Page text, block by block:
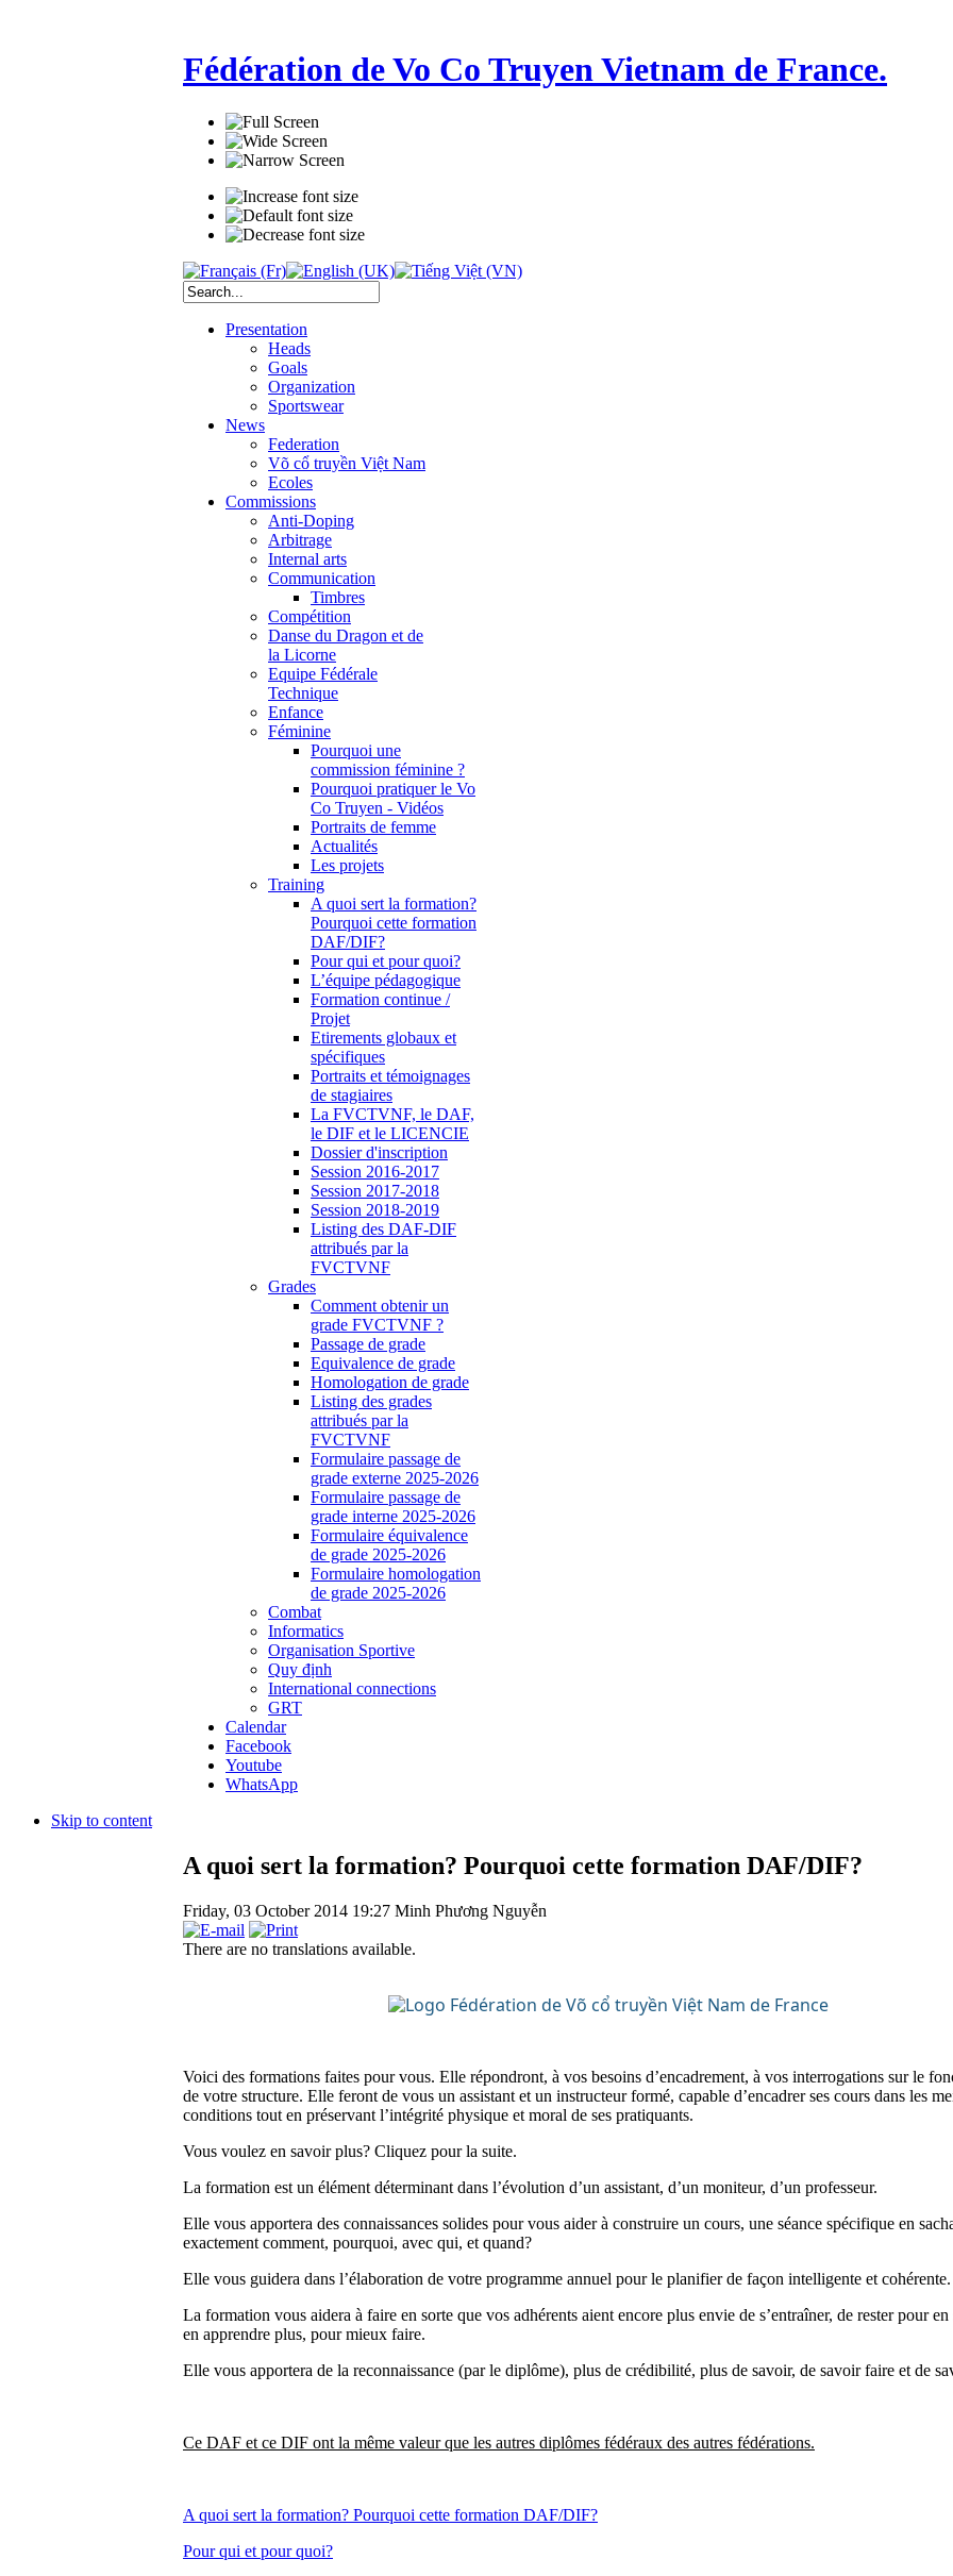
Fédération de Vo Co Truyen Vietnam de France.
Presentation
Heads
Goals
Organization
Sportswear
News
Federation
Võ cổ truyền Việt Nam
Ecoles
Commissions
Anti-Doping
Arbitrage
Internal arts
Communication
Timbres
Compétition
Danse du Dragon et de
la Licorne
Equipe Fédérale
Technique
Enfance
Féminine
Pourquoi une
commission féminine ?
Pourquoi pratiquer le Vo
Co Truyen - Vidéos
Portraits de femme
Actualités
Les projets
Training
A quoi sert la formation?
Pourquoi cette formation
DAF/DIF?
Pour qui et pour quoi?
L’équipe pédagogique
Formation continue /
Projet
Etirements globaux et
spécifiques
Portraits et témoignages
de stagiaires
La FVCTVNF, le DAF,
le DIF et le LICENCIE
Dossier d'inscription
Session 2016-2017
Session 2017-2018
Session 2018-2019
Listing des DAF-DIF
attribués par la
FVCTVNF
Grades
Comment obtenir un
grade FVCTVNF ?
Passage de grade
Equivalence de grade
Homologation de grade
Listing des grades
attribués par la
FVCTVNF
Formulaire passage de
grade externe 2025-2026
Formulaire passage de
grade interne 2025-2026
Formulaire équivalence
de grade 2025-2026
Formulaire homologation
de grade 2025-2026
Combat
Informatics
Organisation Sportive
Quy định
International connections
GRT
Calendar
Facebook
Youtube
WhatsApp
Skip to content
A quoi sert la formation? Pourquoi cette formation DAF/DIF?
Friday, 03 October 2014 19:27 Minh Phương Nguyễn
There are no translations available.
Voici des formations faites pour vous. Elle répondront, à vos besoins d’encadrement, à vos interrogations sur le
de votre structure. Elle feront de vous un assistant et un instructeur formé, capable d’encadrer ses cours dans les
conditions tout en préservant l’intégrité physique et moral de ses pratiquants.
Vous voulez en savoir plus? Cliquez pour la suite.
La formation est un élément déterminant dans l’évolution d’un assistant, d’un moniteur, d’un professeur.
Elle vous apportera des connaissances solides pour vous aider à construire un cours, une séance spécifique en
exactement comment, pourquoi, avec qui, et quand?
Elle vous guidera dans l’élaboration de votre programme annuel pour le planifier de façon intelligente et cohérente.
La formation vous aidera à faire en sorte que vos adhérents aient encore plus envie de s’entraîner, de rester pour
en apprendre plus, pour mieux faire.
Elle vous apportera de la reconnaissance (par le diplôme), plus de crédibilité, plus de savoir, de savoir faire et de
Ce DAF et ce DIF ont la même valeur que les autres diplômes fédéraux des autres fédérations.
A quoi sert la formation? Pourquoi cette formation DAF/DIF?
Pour qui et pour quoi?